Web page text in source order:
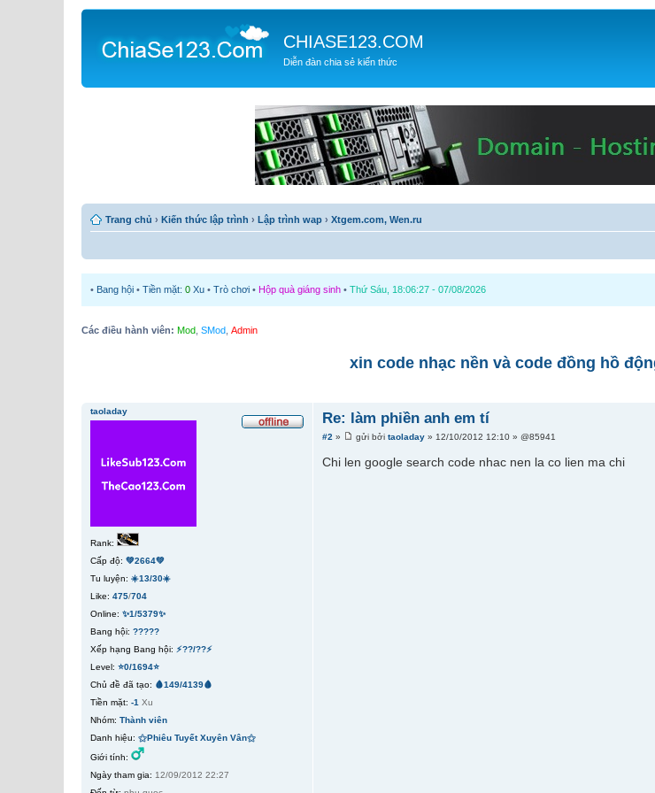
CHIASE123.COM
Diễn đàn chia sẻ kiến thức
Trang chủ › Kiến thức lập trình › Lập trình wap › Xtgem.com, Wen.ru
• Bang hội • Tiền mặt: 0 Xu • Trò chơi • Hộp quà giáng sinh • Thứ Sáu, 18:06:27 - 07/08/2026
Các điều hành viên: Mod SMod Admin
xin code nhạc nền và code đồng hồ
Re: làm phiền anh em tí
#2 » gửi bởitaoladay » 12/10/2012 12:10 » @85941
Chi len google search code nhac nen la co lien ma chi
taoladay
Rank:
Cấp độ: 💚2664💚
Tu luyện: ☀️13/30☀️
Like: 475/704
Online: ✨1/5379✨
Bang hội: ?????
Xếp hạng Bang hội: ⚡??/??⚡
Level: ⭐0/1694⭐
Chủ đề đã tạo: 🩸149/4139🩸
Tiền mặt: -1 Xu
Nhóm: Thành viên
Danh hiệu: ⚝Phiêu Tuyết Xuyên Vân⚝
Giới tính:
Ngày tham gia: 12/09/2012 22:27